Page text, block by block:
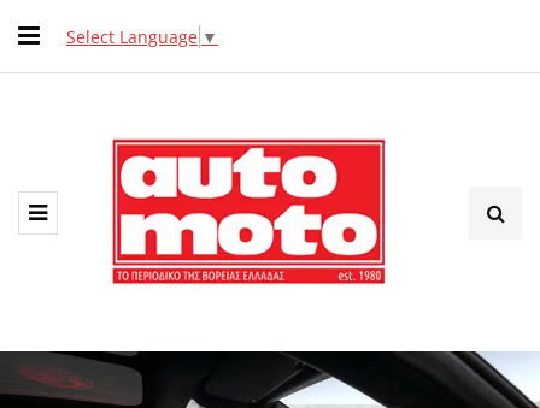
Select Language ▼